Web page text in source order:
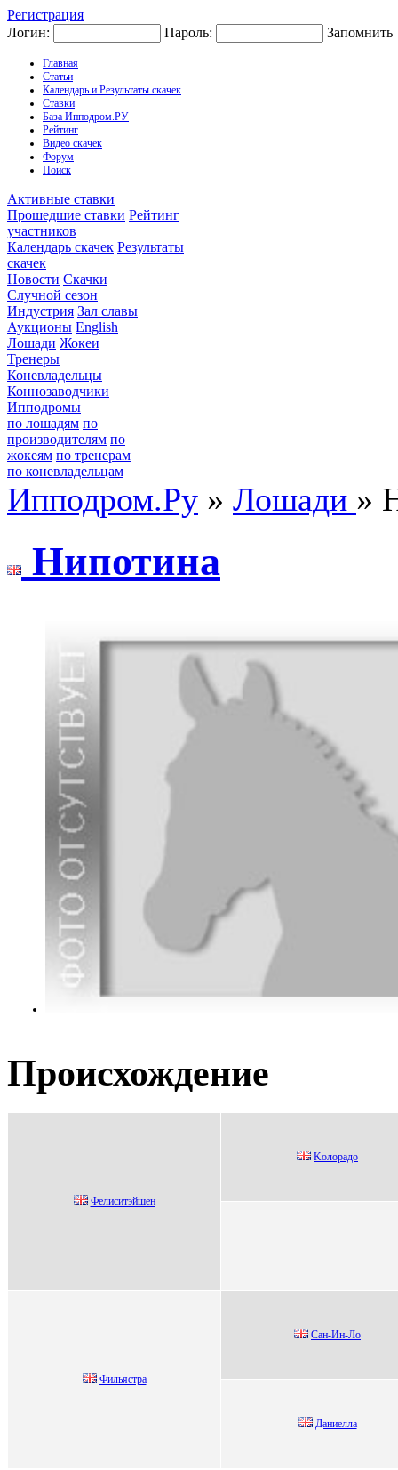
Регистрация
Логин:
Пароль: Запомнить
Главная
Статьи
Календарь и Результаты скачек
Ставки
База Ипподром.РУ
Рейтинг
Видео скачек
Форум
Поиск
Активные ставки
Прошедшие ставки Рейтинг
участников
Календарь скачек Результаты
скачек
Новости Скачки
Случной сезон
Индустрия Зал славы
Аукционы English
Лошади Жокеи
Тренеры
Коневладельцы
Коннозаводчики
Ипподромы
по лошадям по
производителям по
жокеям по тренерам
по коневладельцам
Ипподром.Ру » Лошади »
Hипотина
Происхождение
Фелиситэйшен
Kолорaдо
Фильястpa
Cан-Ин-Ло
Даниелла